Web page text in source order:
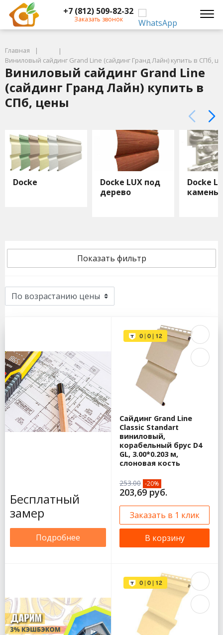
+7 (812) 509-82-32
Заказать звонок
Главная
Виниловый сайдинг Grand Line (сайдинг Гранд Лайн) купить в СПб,
Виниловый сайдинг Grand Line
(сайдинг Гранд Лайн) купить в
СПб, цены
Docke
Docke LUX под
дерево
Docke
камень
Показать фильтр
Бесплатный
замер
Подробнее
Сайдинг Grand Line
Classic Standart
виниловый,
корабельный брус D4
GL, 3.00*0.203 м,
слоновая кость
253.00 -20%
203,69 руб.
Заказать в 1 клик
В корзину